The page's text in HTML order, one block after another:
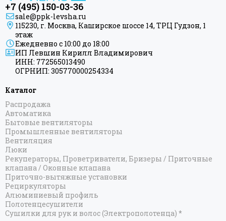
+7 (495) 150-03-36
sale@ppk-levsha.ru
115230, г. Москва, Каширское шоссе 14, ТРЦ Гудзон, 1
этаж
Ежедневно с 10:00 до 18:00
ИП Левшин Кирилл Владимирович
ИНН: 772565013490
ОГРНИП: 305770000254334
Каталог
Распродажа
Автоматика
Бытовые вентиляторы
Промышленные вентиляторы
Вентиляция
Люки
Рекуператоры, Проветриватели, Бризеры / Приточные
клапана / Оконные клапана
Приточно-вытяжные установки
Рециркуляторы
Алюминиевый профиль
Полотенцесушители
Сушилки для рук и волос (Электрополотенца) *